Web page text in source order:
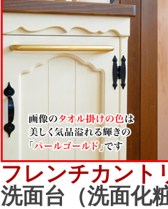
フレンチカント
洗面台（洗面